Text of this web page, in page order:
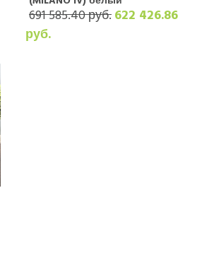
691 585.40 руб.622 426.86
руб.